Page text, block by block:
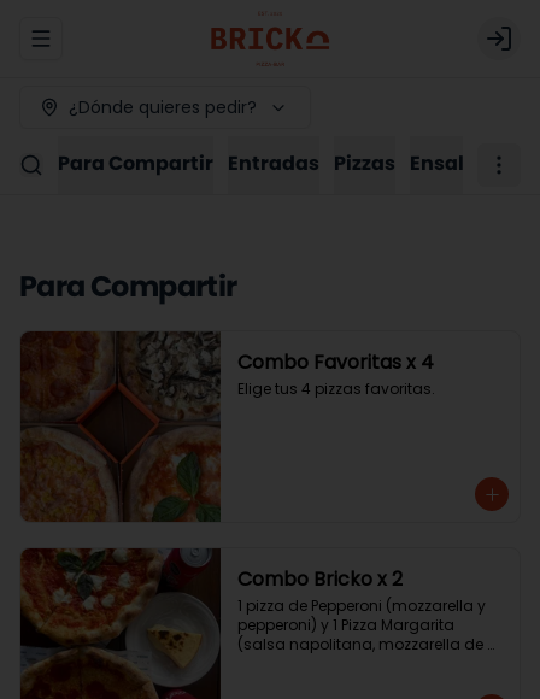
Abrir menu de navegación Login
¿Dónde quieres pedir?
Para Compartir Entradas Pizzas Ensaladas
Para Compartir
Combo Favoritas x 4
Elige tus 4 pizzas favoritas.
Combo Bricko x 2
1 pizza de Pepperoni (mozzarella y
pepperoni) y 1 Pizza Margarita
(salsa napolitana, mozzarella de